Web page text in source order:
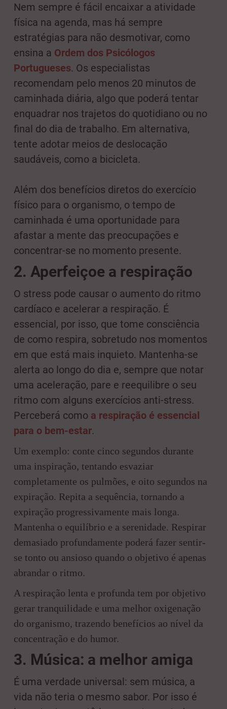
Nem sempre é fácil encaixar a atividade
física na agenda, mas há sempre
estratégias para não desmotivar, como
ensina a Ordem dos Psicólogos
Portugueses. Os especialistas
recomendam pelo menos 20 minutos de
caminhada diária, algo que poderá tentar
enquadrar nos trajetos do quotidiano ou no
final do dia de trabalho. Em alternativa,
tente adotar meios de deslocação
saudáveis, como a bicicleta.
Além dos benefícios diretos do exercício
físico para o organismo, o tempo de
caminhada é uma oportunidade para
afastar a mente das preocupações e
concentrar-se no momento presente.
2. Aperfeiçoe a respiração
O stress pode causar o aumento do ritmo
cardíaco e acelerar a respiração. É
essencial, por isso, que tome consciência
de como respira, sobretudo nos momentos
em que está mais inquieto. Mantenha-se
alerta ao longo do dia e, sempre que notar
uma aceleração, pare e reequilibre o seu
ritmo com alguns exercícios anti-stress.
Perceberá como a respiração é essencial
para o bem-estar.
Um exemplo: conte cinco segundos durante
uma inspiração, tentando esvaziar
completamente os pulmões, e oito segundos na
expiração. Repita a sequência, tornando a
expiração progressivamente mais longa.
Mantenha o equilíbrio e a serenidade. Respirar
demasiado profundamente poderá fazer sentir-
se tonto ou ansioso quando o objetivo é apenas
abrandar o ritmo.
A respiração lenta e profunda tem por objetivo
gerar tranquilidade e uma melhor oxigenação
do organismo, trazendo benefícios ao nível da
concentração e do humor.
3. Música: a melhor amiga
É uma verdade universal: sem música, a
vida não teria o mesmo sabor. Por isso é